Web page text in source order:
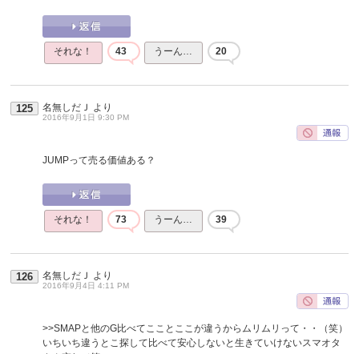
それな！ 43 うーん… 20
125 名無しだＪ より
2016年9月1日 9:30 PM
JUMPって売る価値ある？
それな！ 73 うーん… 39
126 名無しだＪ より
2016年9月4日 4:11 PM
>>SMAPと他のG比べてこことここが違うからムリムリって・・（笑）
いちいち違うとこ探して比べて安心しないと生きていけないスマオタ